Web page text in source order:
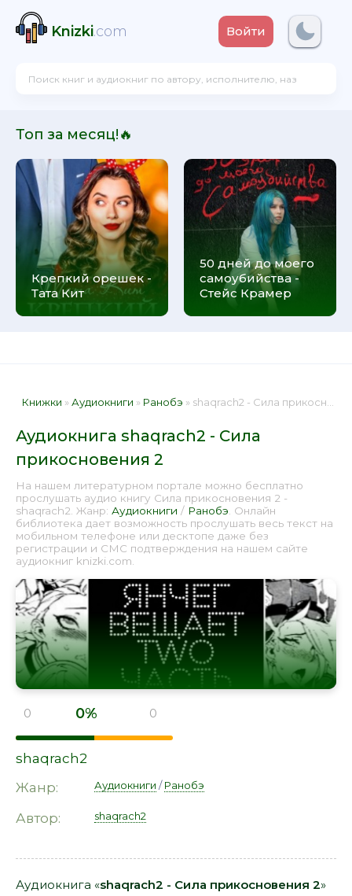
Knizki.com Войти
Топ за месяц!🔥
Крепкий орешек -
Тата Кит
50 дней до моего
самоубийства -
Стейс Крамер
Книжки »Аудиокниги » Ранобэ » shaqrach2 - Сила прикосновения 2 📕 - Книга онлайн бесплатно
Аудиокнига shaqrach2 - Сила
прикосновения 2
На нашем литературном портале можно бесплатно
прослушать аудио книгу Сила прикосновения 2 -
shaqrach2. Жанр: Аудиокниги / Ранобэ . Онлайн
библиотека дает возможность прослушать весь текст на
мобильном телефоне или десктопе даже без
регистрации и СМС подтверждения на нашем сайте
аудиокниг knizki.com.
0 0% 0
shaqrach2
Жанр:
Аудиокниги /Ранобэ
Автор: shaqrach2
Аудиокнига «shaqrach2 - Сила прикосновения 2»